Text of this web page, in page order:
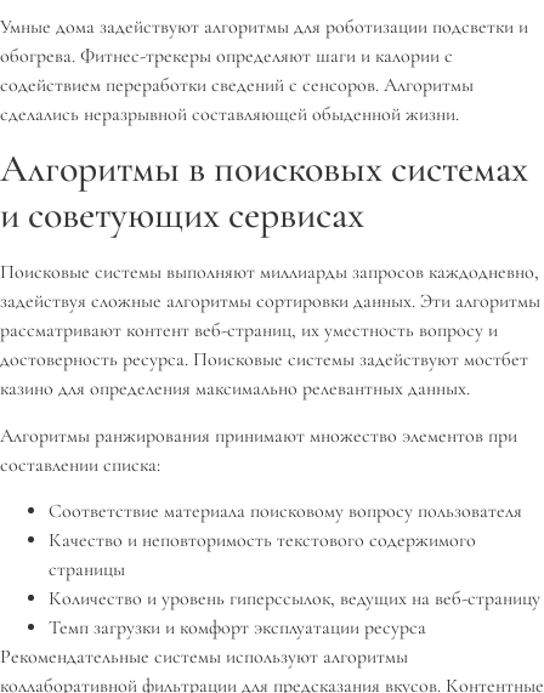
Умные дома задействуют алгоритмы для роботизации подсветки и
обогрева. Фитнес-трекеры определяют шаги и калории с
содействием переработки сведений с сенсоров. Алгоритмы
сделались неразрывной составляющей обыденной жизни.
Алгоритмы в поисковых системах
и советующих сервисах
Поисковые системы выполняют миллиарды запросов каждодневно,
задействуя сложные алгоритмы сортировки данных. Эти алгоритмы
рассматривают контент веб-страниц, их уместность вопросу и
достоверность ресурса. Поисковые системы задействуют мостбет
казино для определения максимально релевантных данных.
Алгоритмы ранжирования принимают множество элементов при
составлении списка:
Соответствие материала поисковому вопросу пользователя
Качество и неповторимость текстового содержимого
страницы
Количество и уровень гиперссылок, ведущих на веб-страницу
Темп загрузки и комфорт эксплуатации ресурса
Рекомендательные системы используют алгоритмы
коллаборативной фильтрации для предсказания вкусов. Контентные